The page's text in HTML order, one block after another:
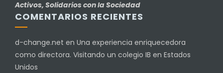
Activos, Solidarios con la Sociedad
COMENTARIOS RECIENTES
d-change.net en Una experiencia enriquecedora
como directora. Visitando un colegio IB en Estados
Unidos